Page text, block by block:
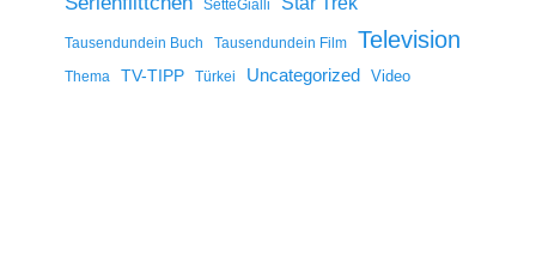
SetteGialli
Tausendundein Buch Tausendundein Film Television
Thema TV-TIPP Türkei Uncategorized Video